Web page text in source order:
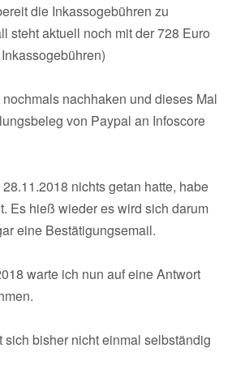
die Inkassogebühren zu
steht aktuell noch mit der 728 Euro
nachhaken und dieses Mal
von Paypal an Infoscore
nichts getan hatte, habe
Es hieß wieder es wird sich darum
eine Bestätigungsemail.
warte ich nun auf eine Antwort
sich bisher nicht einmal selbständig